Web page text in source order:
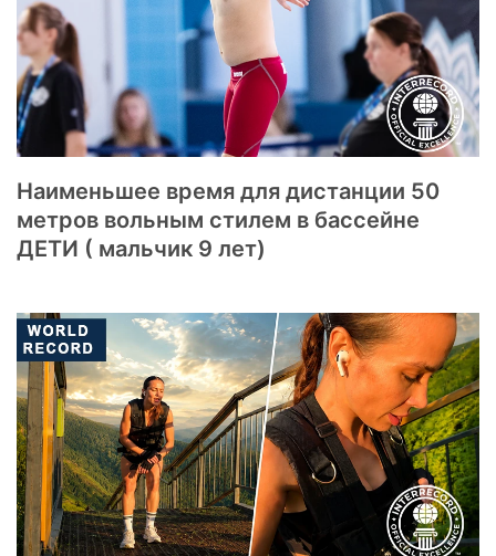
Наименьшее время для дистанции 50
метров вольным стилем в бассейне
ДЕТИ ( мальчик 9 лет)